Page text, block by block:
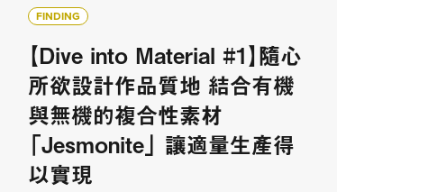
FINDING
【Dive into Material #1】隨心
所欲設計作品質地 結合有機
與無機的複合性素材
「Jesmonite」 讓適量生產得
以實現